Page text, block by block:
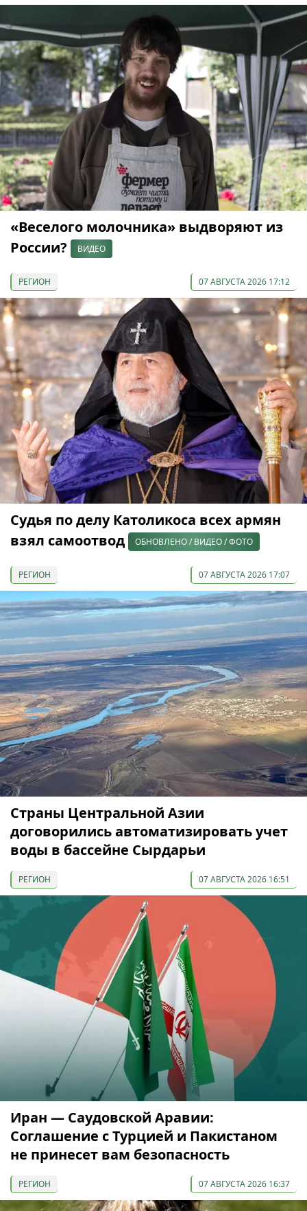
«Веселого молочника» выдворяют из
России?
ВИДЕО
РЕГИОН 07 АВГУСТА 2026 17:12
Судья по делу Католикоса всех армян
взял самоотвод
ОБНОВЛЕНО / ВИДЕО / ФОТО
РЕГИОН 07 АВГУСТА 2026 17:07
Страны Центральной Азии
договорились автоматизировать учет
воды в бассейне Сырдарьи
РЕГИОН 07 АВГУСТА 2026 16:51
Иран — Саудовской Аравии:
Соглашение с Турцией и Пакистаном
не принесет вам безопасность
РЕГИОН 07 АВГУСТА 2026 16:37